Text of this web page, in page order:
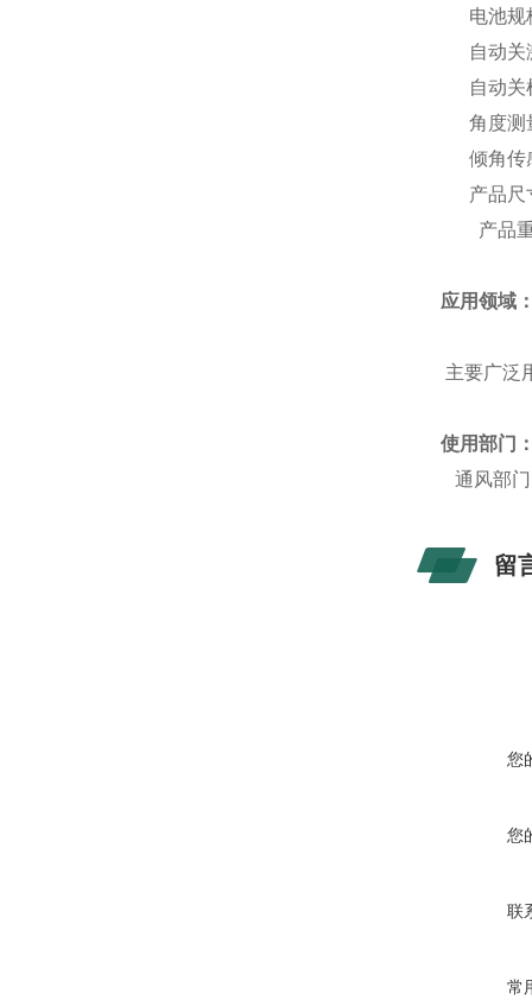
电池规
自动关
自动关
角度测
倾角传
产品尺
产
应用领域
主要广泛
使用部门
通风部
留
您
您
联
常